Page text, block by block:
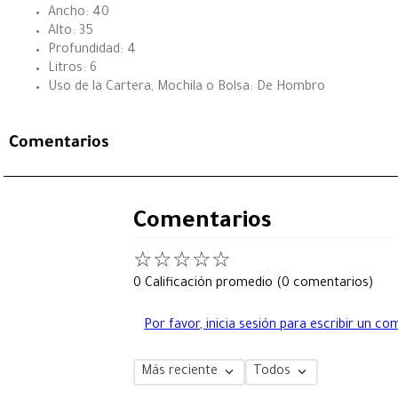
Ancho: 40
Alto: 35
Profundidad: 4
Litros: 6
Uso de la Cartera, Mochila o Bolsa: De Hombro
Comentarios
Comentarios
☆☆☆☆☆
0 Calificación promedio (0 comentarios)
Por favor, inicia sesión para escribir un
Más reciente Todos